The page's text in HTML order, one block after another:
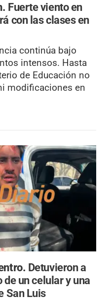
Fuerte viento en
con las clases en
continúa bajo
intensos. Hasta
de Educación no
modificaciones en
Detuvieron a
de un celular y una
San Luis